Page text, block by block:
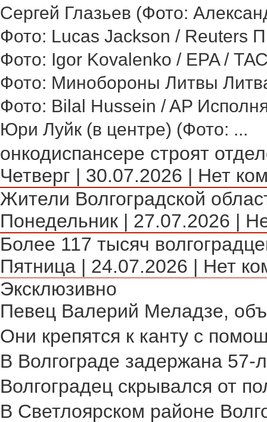
Сергей Глазьев (Фото:
Фото: Lucas Jackson / Reuters
Фото: Igor Kovalenko / EPA /
Фото: Минобороны Литвы
Фото: Bilal Hussein / AP
Юри Луйк (в центре) (Фото: ...
онкодиспансере строят
Четверг | 30.07.2026 | Нет
Жители Волгоградской
Понедельник | 27.07.2026 |
Более 117 тысяч
Пятница | 24.07.2026 | Нет
Эксклюзивно
Певец Валерий Меладзе,
Они крепятся к канту с
В Волгограде задержана 57-
Волгоградец скрывался от
В Светлоярском районе